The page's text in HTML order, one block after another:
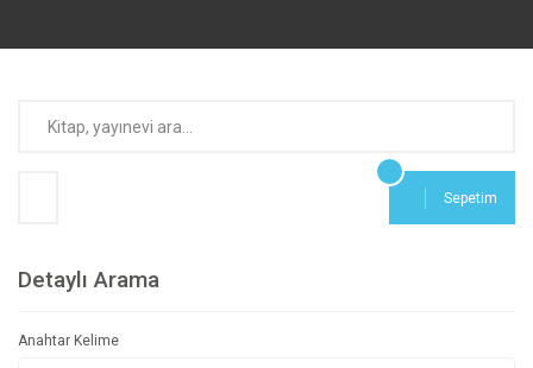
Sepetim
Detaylı Arama
Anahtar Kelime